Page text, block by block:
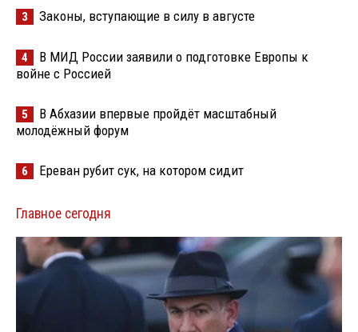
3 Законы, вступающие в силу в августе
4
В МИД России заявили о подготовке Европы к
войне с Россией
5
В Абхазии впервые пройдёт масштабный
молодёжный форум
6 Ереван рубит сук, на котором сидит
Главное сегодня